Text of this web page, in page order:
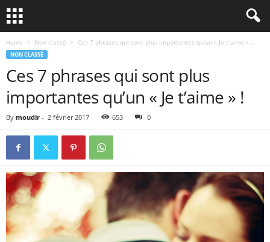
Home Non classé Ces 7 phrases qui sont plus importantes qu’un « Je t’aime »...
NON CLASSÉ
Ces 7 phrases qui sont plus
importantes qu’un « Je t’aime » !
By moudir - 2 février 2017 653 0